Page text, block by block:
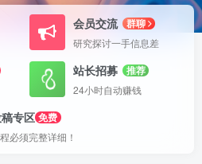
会员交流
群聊
研究探讨一手信息差
站长招募
推荐
24小时自动赚钱
专区 免费
必须完整详细！